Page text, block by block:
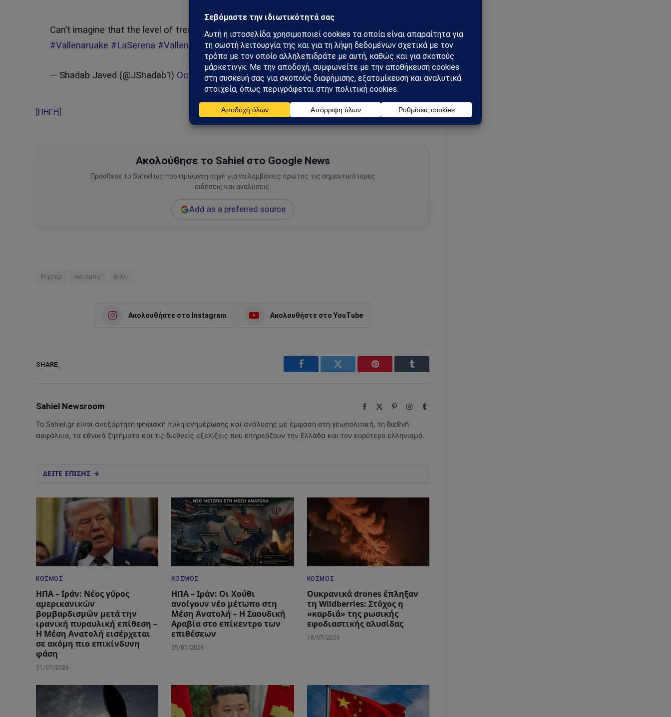
Can’t imagine that the level of trembling#Sismo #Temblor #Terremoto #Chile
#Vallenaruake #LaSerena #Vallenar #earthquake pic.twitter.com/PAfP7Y8sgW
— Shadab Javed (@JShadab1) October 31, 2023
ΠΗΓΗ
Ακολούθησε το Sahiel στο Google News
Πρόσθεσε το Sahiel ως προτιμώμενη πηγή για να λαμβάνεις πρώτος τις σημαντικότερες
ειδήσεις και αναλύσεις.
Add as a preferred source
Ρίχτερ σεισμός Χιλή
Ακολουθήστε στο Instagram Ακολουθήστε στο YouTube
SHARE.
Facebook Twitter Pinterest Tumblr
Sahiel Newsroom Facebook PinterestInstagram
Tumblr
Το Sahiel.gr είναι ανεξάρτητη ψηφιακή πύλη ενημέρωσης και ανάλυσης με έμφαση στη γεωπολιτική, τη διεθνή
ασφάλεια, τα εθνικά ζητήματα και τις διεθνείς εξελίξεις που επηρεάζουν την Ελλάδα και τον ευρύτερο ελληνισμό.
ΔΕΙΤΕ ΕΠΙΣΗΣ →
ΚΌΣΜΟΣ
ΗΠΑ – Ιράν: Νέος γύρος
αμερικανικών
βομβαρδισμών μετά την
ιρανική πυραυλική επίθεση –
Η Μέση Ανατολή εισέρχεται
σε ακόμη πιο επικίνδυνη
φάση
31/07/2026
ΚΌΣΜΟΣ
ΗΠΑ – Ιράν: Οι Χούθι
ανοίγουν νέο μέτωπο στη
Μέση Ανατολή – Η Σαουδική
Αραβία στο επίκεντρο των
επιθέσεων
25/07/2026
ΚΌΣΜΟΣ
Ουκρανικά drones έπληξαν
τη Wildberries: Στόχος η
«καρδιά» της ρωσικής
εφοδιαστικής αλυσίδας
18/07/2026